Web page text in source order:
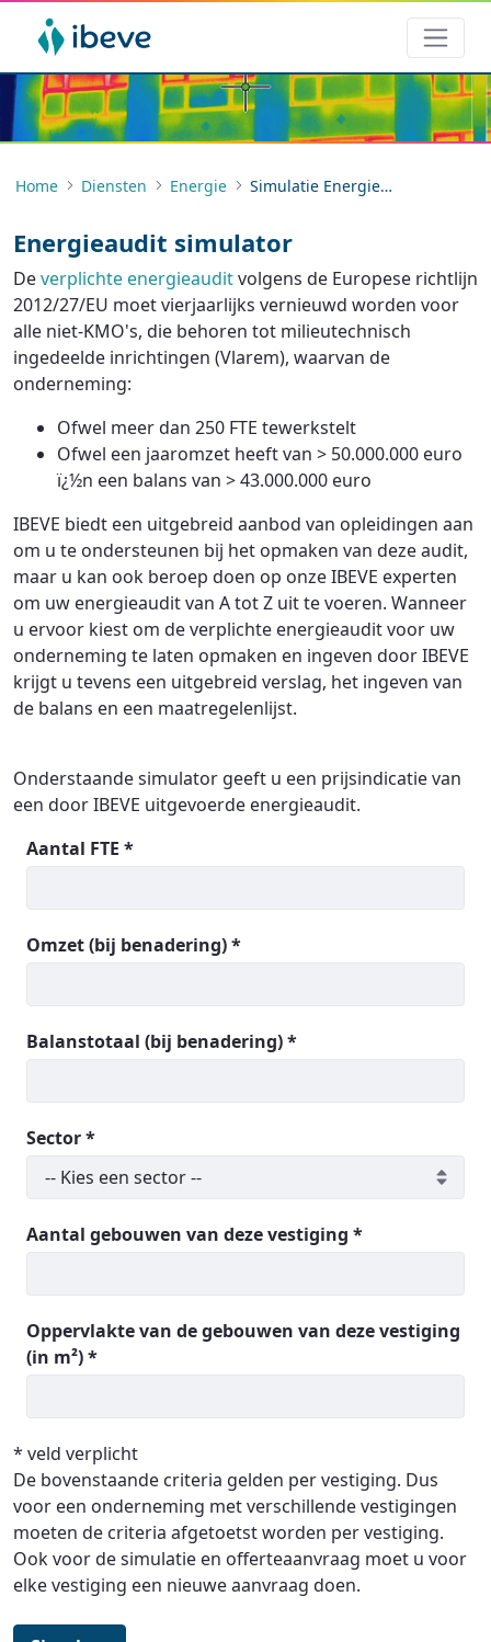
Home Diensten Energie Simulatie Energieaudit
Energieaudit simulator
Deverplichte energieauditvolgens de Europese richtlijn
2012/27/EU moet vierjaarlijks vernieuwd worden voor
alle niet-KMO's, die behoren tot milieutechnisch
ingedeelde inrichtingen (Vlarem), waarvan de
onderneming:
Ofwel meer dan 250 FTE tewerkstelt
Ofwel een jaaromzet heeft van > 50.000.000 euro
ï¿½n een balans van > 43.000.000 euro
IBEVE biedt een uitgebreid aanbod van opleidingen aan
om u te ondersteunen bij het opmaken van deze audit,
maar u kan ook beroep doen op onze IBEVE experten
om uw energieaudit van A tot Z uit te voeren. Wanneer
u ervoor kiest om de verplichte energieaudit voor uw
onderneming te laten opmaken en ingeven door IBEVE
krijgt u tevens een uitgebreid verslag, het ingeven van
de balans en een maatregelenlijst.
Onderstaande simulator geeft u een prijsindicatie van
een door IBEVE uitgevoerde energieaudit.
Aantal FTE *
Omzet (bij benadering) *
Balanstotaal (bij benadering) *
Sector *
Aantal gebouwen van deze vestiging *
Oppervlakte van de gebouwen van deze vestiging
(in m²) *
* veld verplicht
De bovenstaande criteria gelden per vestiging. Dus
voor een onderneming met verschillende vestigingen
moeten de criteria afgetoetst worden per vestiging.
Ook voor de simulatie en offerteaanvraag moet u voor
elke vestiging een nieuwe aanvraag doen.